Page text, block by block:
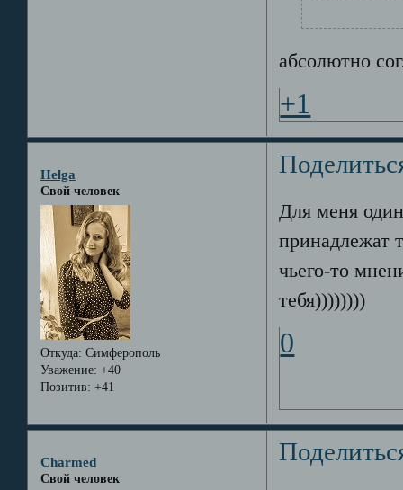
абсолютно
+1
Helga
Свой человек
Откуда: Симферополь
Уважение: +40
Позитив: +41
Для меня
принадлежат
чьего-то
тебя))))))))
0
Charmed
Свой человек